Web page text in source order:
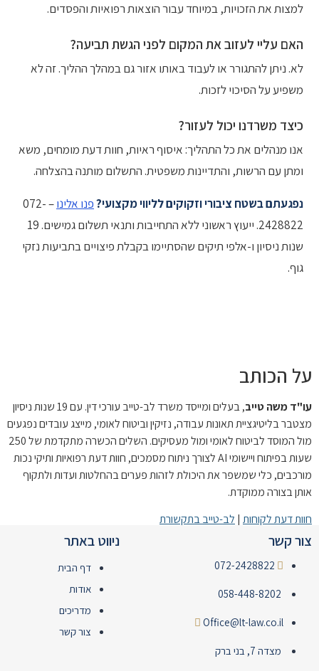
למצות את הזכויות, במיוחד עבור הוצאות רפואיות והפסדים.
האם עליי לעזוב את המקום לפני הגשת תביעה?
לא. ניתן להתגורר או לעבוד באותו אזור גם במהלך ההליך. זה לא
משפיע על הסיכוי לזכות.
כיצד משרדנו יכול לעזור?
אנו מנהלים את כל התהליך: איסוף ראיות, חוות דעת מומחים, משא
ומתן עם הרשות, והתדיינות משפטית. התשלום מותנה בהצלחה.
נפגעתם בשטח ציבורי וזקוקים לליווי מקצועי?פנו אלינו
– 072-
2428822. ייעוץ ראשוני ללא התחייבות ותנאי תשלום גמישים. 19
שנות ניסיון ו-אלפי תיקים שהסתיימו בקבלת פיצויים בתביעות נזקי
גוף.
על הכותב
עו"ד משה טייב
, בעלים ומייסד משרד לב-טייב עורכי דין. עם 19 שנות ניסיון
מצטבר בליטיגציית תאונות עבודה, נזיקין וביטוח לאומי, מייצג עובדים נפגעים
מול המוסד לביטוח לאומי ומול מעסיקים. השלים הכשרה מתקדמת של 250
שעות בפיתוח ויישומי AI לצורך ניתוח מסמכים, חוות דעת רפואיות ותיקי נכות
מורכבים, כלי שמשפר את היכולת לזהות פערים בהחלטות ועדות ולתקוף
אותן בצורה ממוקדת.
חוות דעת לקוחות | לב-טייב בתקשורת
צור קשר
072-2428822
058-448-8202
Office@lt-law.co.il
מצדה 7, בני ברק
ניווט באתר
דף הבית
אודות
מדריכים
צור קשר